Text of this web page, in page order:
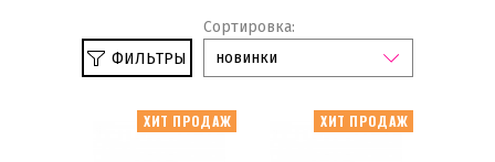
Сортировка:
новинки
ФИЛЬТРЫ
ХИТ ПРОДАЖ ХИТ ПРОДАЖ